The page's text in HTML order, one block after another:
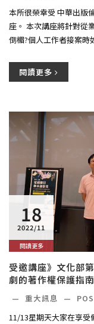
本所很榮幸受 中華出版
座。 本次講座將針對從
閱讀更多
18
2022/11
閱讀更多
受邀講座》文化部
劇的著作權保護指南
— 重大訊息 —
11/13星期天大家在享